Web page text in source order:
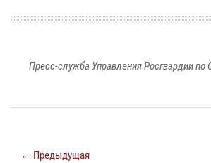
Пресс-служба Управления Росгвардии по
← Предыдущая